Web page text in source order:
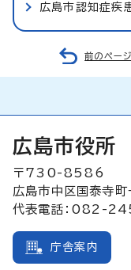
広島市認知症疾
前のペー
広島市役所
〒730-8586
広島市中区国泰寺
代表電話：082-
庁舎案内